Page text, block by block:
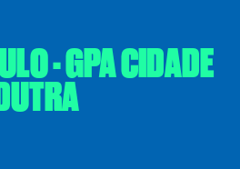
- GPA CIDADE
DUTRA